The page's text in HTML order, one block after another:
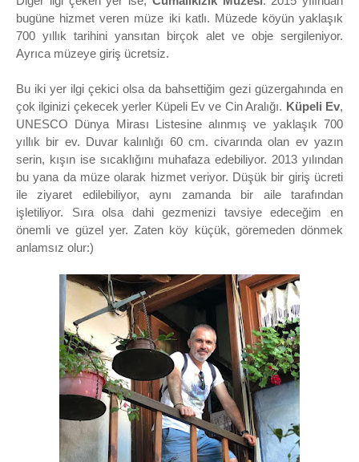
bugüne hizmet veren müze iki katlı. Müzede köyün yaklaşık
700 yıllık tarihini yansıtan birçok alet ve obje sergileniyor.
Ayrıca müzeye giriş ücretsiz.
Bu iki yer ilgi çekici olsa da bahsettiğim gezi güzergahında en
çok ilginizi çekecek yerler Küpeli Ev ve Cin Aralığı. Küpeli Ev,
UNESCO Dünya Mirası Listesine alınmış ve yaklaşık 700
yıllık bir ev. Duvar kalınlığı 60 cm. civarında olan ev yazın
serin, kışın ise sıcaklığını muhafaza edebiliyor. 2013 yılından
bu yana da müze olarak hizmet veriyor. Düşük bir giriş ücreti
ile ziyaret edilebiliyor, aynı zamanda bir aile tarafından
işletiliyor. Sıra olsa dahi gezmenizi tavsiye edeceğim en
önemli ve güzel yer. Zaten köy küçük, göremeden dönmek
anlamsız olur:)